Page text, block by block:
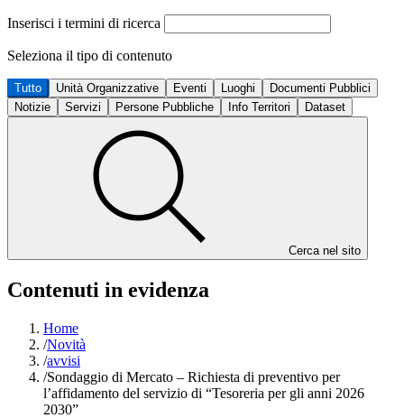
Inserisci i termini di ricerca
Seleziona il tipo di contenuto
Tutto Unità Organizzative Eventi Luoghi
Documenti Pubblici
Notizie
Servizi Persone Pubbliche Info Territori Dataset
Cerca nel sito
Contenuti in evidenza
Home
/Novità
/avvisi
/Sondaggio di Mercato – Richiesta di preventivo per
l’affidamento del servizio di “Tesoreria per gli anni 2026
2030”